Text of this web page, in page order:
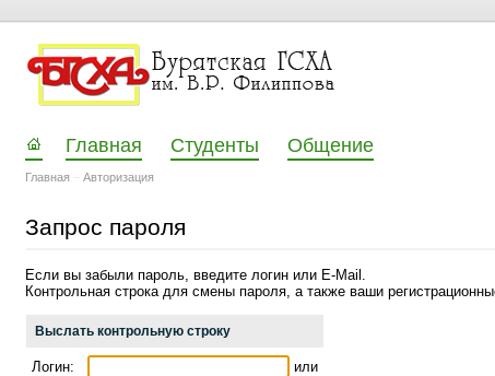
Главная Студенты Общение
Главная Авторизация
Запрос пароля
Если вы забыли пароль, введите логин или E-Mail.
Контрольная строка для смены пароля, а также ваши
Выслать контрольную строку
Логин: или